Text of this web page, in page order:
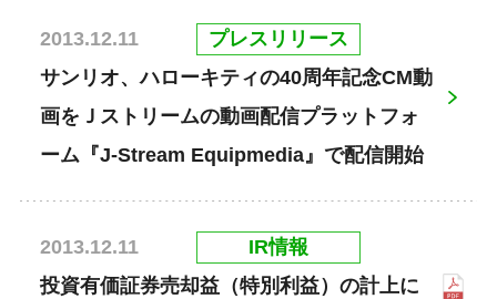
2013.12.11
プレスリリース
サンリオ、ハローキティの40周年記念CM動
画をＪストリームの動画配信プラットフォ
ーム『J-Stream Equipmedia』で配信開始
2013.12.11
IR情報
投資有価証券売却益（特別利益）の計上に